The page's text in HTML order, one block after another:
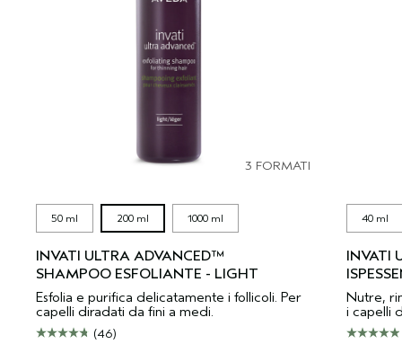
3 FORMATI
50 ml 200 ml 1000 ml
INVATI ULTRA ADVANCED™
SHAMPOO ESFOLIANTE - LIGHT
Esfolia e purifica delicatamente i follicoli. Per
capelli diradati da fini a medi.
(46)
40 ml
INVATI
Nutre,
i capelli